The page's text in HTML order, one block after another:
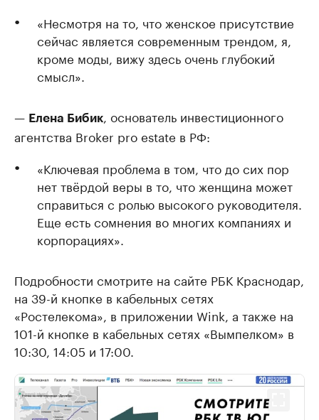
«Несмотря на то, что женское присутствие
сейчас является современным трендом, я,
кроме моды, вижу здесь очень глубокий
смысл».
— Елена Бибик , основатель инвестиционного
агентства Broker pro estate в РФ:
«Ключевая проблема в том, что до сих пор
нет твёрдой веры в то, что женщина может
справиться с ролью высокого руководителя.
Еще есть сомнения во многих компаниях и
корпорациях».
Подробности смотрите на сайте РБК Краснодар,
на 39-й кнопке в кабельных сетях
«Ростелекома», в приложении Wink, а также на
101-й кнопке в кабельных сетях «Вымпелком» в
10:30, 14:05 и 17:00.